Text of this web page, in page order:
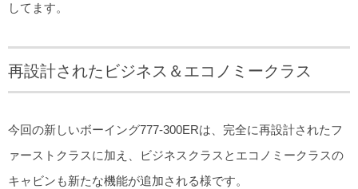
してます。
再設計されたビジネス＆エコノミークラス
今回の新しいボーイング777-300ERは、完全に再設計されたフ
ァーストクラスに加え、ビジネスクラスとエコノミークラスの
キャビンも新たな機能が追加される様です。